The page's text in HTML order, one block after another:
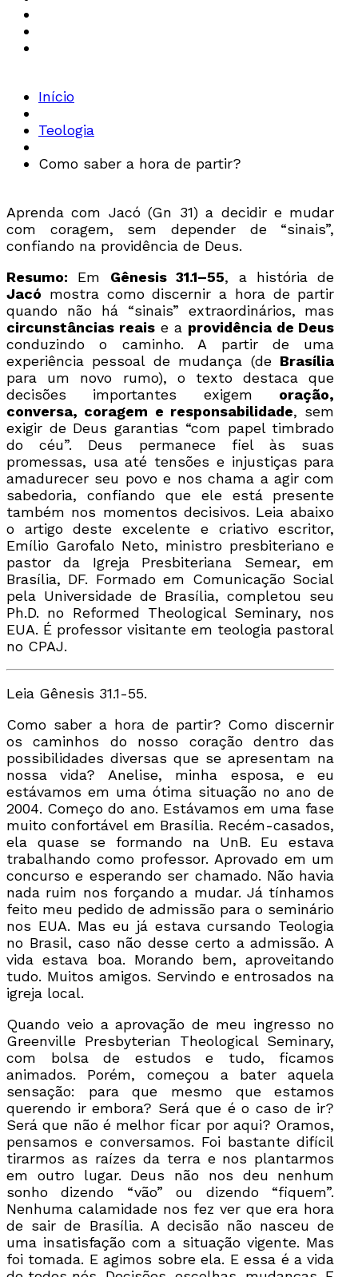
Início
Teologia
Como saber a hora de partir?
Aprenda com Jacó (Gn 31) a decidir e mudar
com coragem, sem depender de “sinais”,
confiando na providência de Deus.
Resumo: Em Gênesis 31.1–55, a história de
Jacó mostra como discernir a hora de partir
quando não há “sinais” extraordinários, mas
circunstâncias reaise a providência de Deus
conduzindo o caminho. A partir de uma
experiência pessoal de mudança (de Brasília
para um novo rumo), o texto destaca que
decisões importantes exigem oração,
conversa, coragem e responsabilidade, sem
exigir de Deus garantias “com papel timbrado
do céu”. Deus permanece fiel às suas
promessas, usa até tensões e injustiças para
amadurecer seu povo e nos chama a agir com
sabedoria, confiando que ele está presente
também nos momentos decisivos. Leia abaixo
o artigo deste excelente e criativo escritor,
Emílio Garofalo Neto, ministro presbiteriano e
pastor da Igreja Presbiteriana Semear, em
Brasília, DF. Formado em Comunicação Social
pela Universidade de Brasília, completou seu
Ph.D. no Reformed Theological Seminary, nos
EUA. É professor visitante em teologia pastoral
no CPAJ.
Leia Gênesis 31.1-55.
Como saber a hora de partir? Como discernir
os caminhos do nosso coração dentro das
possibilidades diversas que se apresentam na
nossa vida? Anelise, minha esposa, e eu
estávamos em uma ótima situação no ano de
2004. Começo do ano. Estávamos em uma fase
muito confortável em Brasília. Recém-casados,
ela quase se formando na UnB. Eu estava
trabalhando como professor. Aprovado em um
concurso e esperando ser chamado. Não havia
nada ruim nos forçando a mudar. Já tínhamos
feito meu pedido de admissão para o seminário
nos EUA. Mas eu já estava cursando Teologia
no Brasil, caso não desse certo a admissão. A
vida estava boa. Morando bem, aproveitando
tudo. Muitos amigos. Servindo e entrosados na
igreja local.
Quando veio a aprovação de meu ingresso no
Greenville Presbyterian Theological Seminary,
com bolsa de estudos e tudo, ficamos
animados. Porém, começou a bater aquela
sensação: para que mesmo que estamos
querendo ir embora? Será que é o caso de ir?
Será que não é melhor ficar por aqui? Oramos,
pensamos e conversamos. Foi bastante difícil
tirarmos as raízes da terra e nos plantarmos
em outro lugar. Deus não nos deu nenhum
sonho dizendo “vão” ou dizendo “fiquem”.
Nenhuma calamidade nos fez ver que era hora
de sair de Brasília. A decisão não nasceu de
uma insatisfação com a situação vigente. Mas
foi tomada. E agimos sobre ela. E essa é a vida